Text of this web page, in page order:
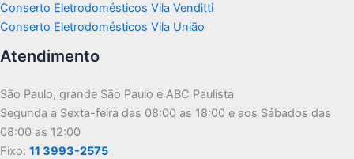
Conserto Eletrodomésticos Vila Venditti
Conserto Eletrodomésticos Vila União
Atendimento
São Paulo, grande São Paulo e ABC Paulista
Segunda a Sexta-feira das 08:00 as 18:00 e aos Sábados das
08:00 as 12:00
Fixo: 11 3993-2575